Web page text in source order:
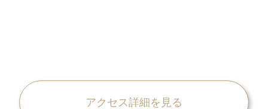
アクセス詳細を見る